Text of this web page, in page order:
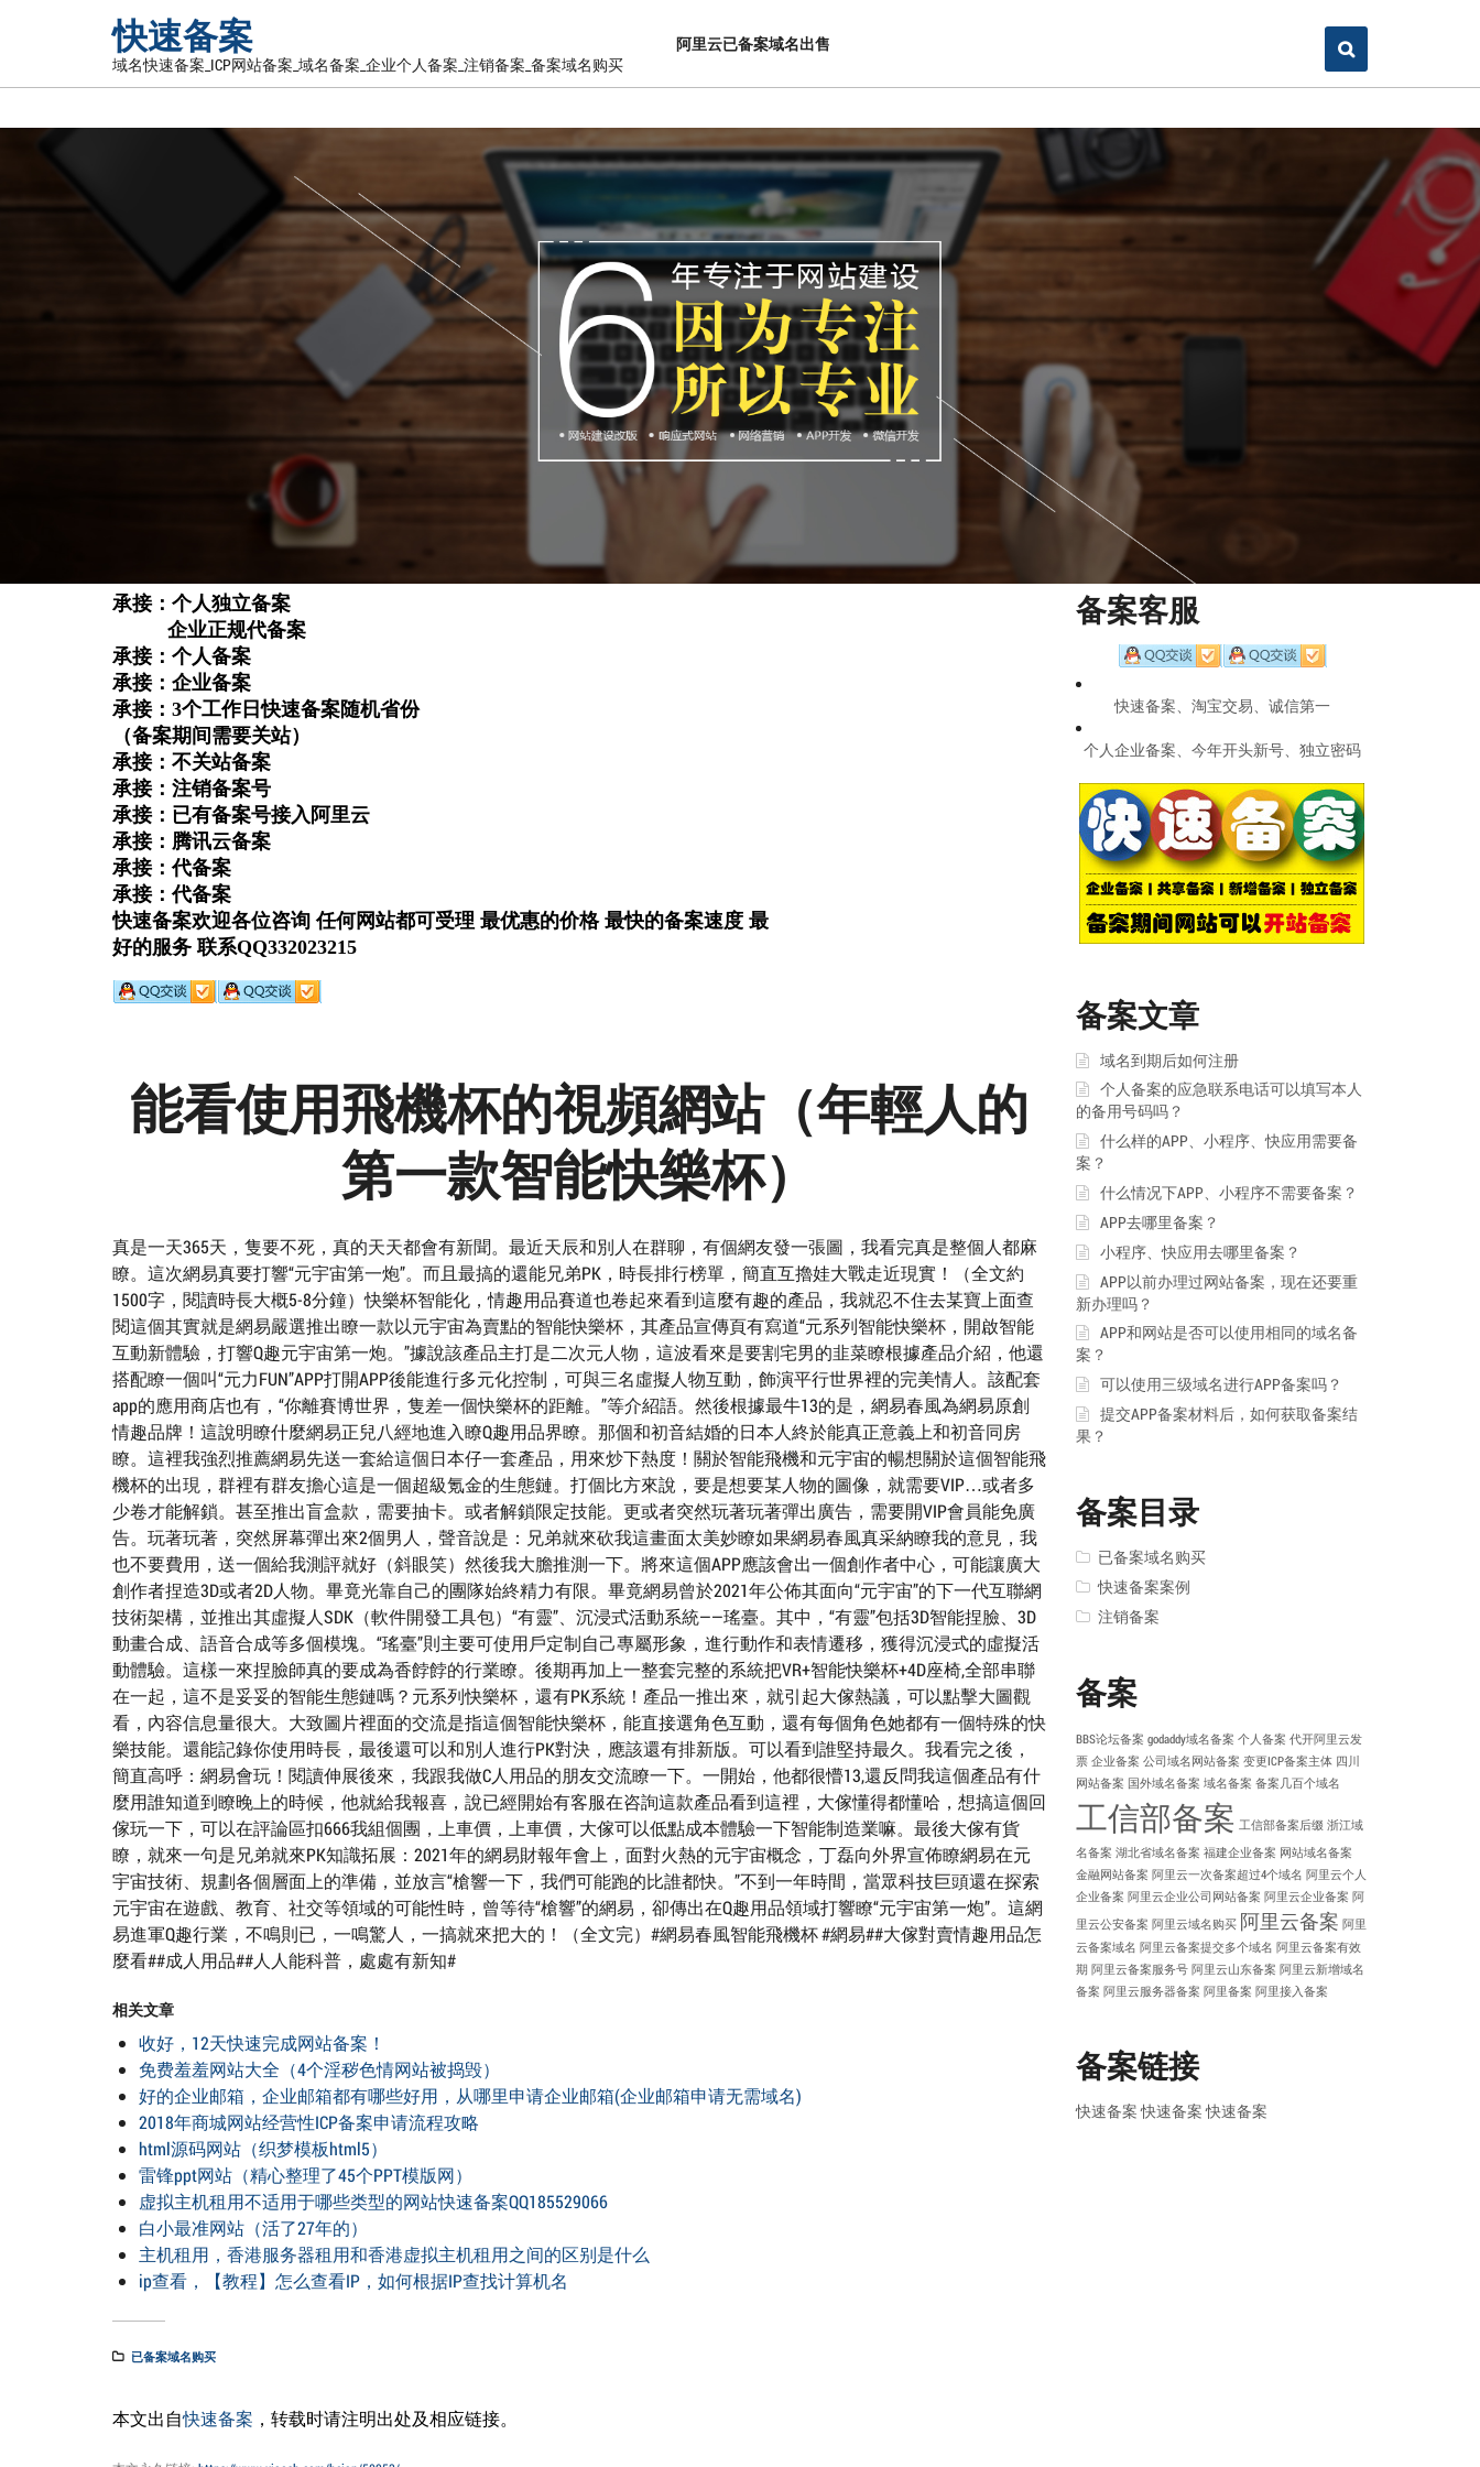
快速备案
域名快速备案_ICP网站备案_域名备案_企业个人备案_注销备案_备案域名购买
阿里云已备案域名出售
能看使用飛機杯的視頻網站（年輕人的
第一款智能快樂杯）
真是一天365天，隻要不死，真的天天都會有新聞。最近天辰和別人在群聊，有個網友發一張圖，我看完真是整個人都麻
瞭。這次網易真要打響“元宇宙第一炮”。而且最搞的還能兄弟PK，時長排行榜單，簡直互擼娃大戰走近現實！（全文約
1500字，閱讀時長大概5-8分鐘）快樂杯智能化，情趣用品賽道也卷起來看到這麼有趣的產品，我就忍不住去某寶上面查
閱這個其實就是網易嚴選推出瞭一款以元宇宙為賣點的智能快樂杯，其產品宣傳頁有寫道“元系列智能快樂杯，開啟智能
互動新體驗，打響Q趣元宇宙第一炮。”據說該產品主打是二次元人物，這波看來是要割宅男的韭菜瞭根據產品介紹，他還
搭配瞭一個叫“元力FUN”APP打開APP後能進行多元化控制，可與三名虛擬人物互動，飾演平行世界裡的完美情人。該配套
app的應用商店也有，“你離賽博世界，隻差一個快樂杯的距離。”等介紹語。然後根據最牛13的是，網易春風為網易原創
情趣品牌！這說明瞭什麼網易正兒八經地進入瞭Q趣用品界瞭。那個和初音結婚的日本人終於能真正意義上和初音同房
瞭。這裡我強烈推薦網易先送一套給這個日本仔一套產品，用來炒下熱度！關於智能飛機和元宇宙的暢想關於這個智能飛
機杯的出現，群裡有群友擔心這是一個超級氪金的生態鏈。打個比方來說，要是想要某人物的圖像，就需要VIP…或者多
少卷才能解鎖。甚至推出盲盒款，需要抽卡。或者解鎖限定技能。更或者突然玩著玩著彈出廣告，需要開VIP會員能免廣
告。玩著玩著，突然屏幕彈出來2個男人，聲音說是：兄弟就來砍我這畫面太美妙瞭如果網易春風真采納瞭我的意見，我
也不要費用，送一個給我測評就好（斜眼笑）然後我大膽推測一下。將來這個APP應該會出一個創作者中心，可能讓廣大
創作者捏造3D或者2D人物。畢竟光靠自己的團隊始終精力有限。畢竟網易曾於2021年公佈其面向“元宇宙”的下一代互聯網
技術架構，並推出其虛擬人SDK（軟件開發工具包）“有靈”、沉浸式活動系統——瑤臺。其中，“有靈”包括3D智能捏臉、3D
動畫合成、語音合成等多個模塊。“瑤臺”則主要可使用戶定制自己專屬形象，進行動作和表情遷移，獲得沉浸式的虛擬活
動體驗。這樣一來捏臉師真的要成為香餑餑的行業瞭。後期再加上一整套完整的系統把VR+智能快樂杯+4D座椅,全部串聯
在一起，這不是妥妥的智能生態鏈嗎？元系列快樂杯，還有PK系統！產品一推出來，就引起大傢熱議，可以點擊大圖觀
看，內容信息量很大。大致圖片裡面的交流是指這個智能快樂杯，能直接選角色互動，還有每個角色她都有一個特殊的快
樂技能。還能記錄你使用時長，最後還可以和別人進行PK對決，應該還有排新版。可以看到誰堅持最久。我看完之後，
簡直高呼：網易會玩！閱讀伸展後來，我跟我做C人用品的朋友交流瞭一下。一開始，他都很懵13,還反問我這個產品有什
麼用誰知道到瞭晚上的時候，他就給我報喜，說已經開始有客服在咨詢這款產品看到這裡，大傢懂得都懂哈，想搞這個回
傢玩一下，可以在評論區扣666我組個團，上車價，上車價，大傢可以低點成本體驗一下智能制造業嘛。最後大傢有貨
瞭，就來一句是兄弟就來PK知識拓展：2021年的網易財報年會上，面對火熱的元宇宙概念，丁磊向外界宣佈瞭網易在元
宇宙技術、規劃各個層面上的準備，並放言“槍響一下，我們可能跑的比誰都快。”不到一年時間，當眾科技巨頭還在探索
元宇宙在遊戲、教育、社交等領域的可能性時，曾等待“槍響”的網易，卻傳出在Q趣用品領域打響瞭“元宇宙第一炮”。這網
易進軍Q趣行業，不鳴則已，一鳴驚人，一搞就來把大的！（全文完）#網易春風智能飛機杯 #網易##大傢對賣情趣用品怎
麼看##成人用品##人人能科普，處處有新知#
相关文章
收好，12天快速完成网站备案！
免费羞羞网站大全（4个淫秽色情网站被捣毁）
好的企业邮箱，企业邮箱都有哪些好用，从哪里申请企业邮箱(企业邮箱申请无需域名)
2018年商城网站经营性ICP备案申请流程攻略
html源码网站（织梦模板html5）
雷锋ppt网站（精心整理了45个PPT模版网）
虚拟主机租用不适用于哪些类型的网站快速备案QQ185529066
白小最准网站（活了27年的）
主机租用，香港服务器租用和香港虚拟主机租用之间的区别是什么
ip查看，【教程】怎么查看IP，如何根据IP查找计算机名
已备案域名购买
本文出自快速备案 ，转载时请注明出处及相应链接。
备案客服
快速备案、淘宝交易、诚信第一
个人企业备案、今年开头新号、独立密码
备案文章
域名到期后如何注册
个人备案的应急联系电话可以填写本人
的备用号码吗？
什么样的APP、小程序、快应用需要备
案？
什么情况下APP、小程序不需要备案？
APP去哪里备案？
小程序、快应用去哪里备案？
APP以前办理过网站备案，现在还要重
新办理吗？
APP和网站是否可以使用相同的域名备
案？
可以使用三级域名进行APP备案吗？
提交APP备案材料后，如何获取备案结
果？
备案目录
已备案域名购买
快速备案案例
注销备案
备案
BBS论坛备案 godaddy域名备案 个人备案 代开阿里云发
票 企业备案 公司域名网站备案 变更ICP备案主体 四川
网站备案 国外域名备案 域名备案 备案几百个域名
工信部备案 工信部备案后缀 浙江域
名备案 湖北省域名备案 福建企业备案 网站域名备案
金融网站备案 阿里云一次备案超过4个域名 阿里云个人
企业备案 阿里云企业公司网站备案 阿里云企业备案 阿
里云公安备案 阿里云域名购买 阿里云备案 阿里
云备案域名 阿里云备案提交多个域名 阿里云备案有效
期 阿里云备案服务号 阿里云山东备案 阿里云新增域名
备案 阿里云服务器备案 阿里备案 阿里接入备案
备案链接
快速备案 快速备案 快速备案